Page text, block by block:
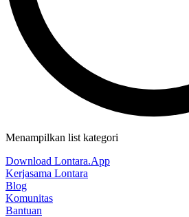
Menampilkan list kategori
Download Lontara.App
Kerjasama Lontara
Blog
Komunitas
Bantuan